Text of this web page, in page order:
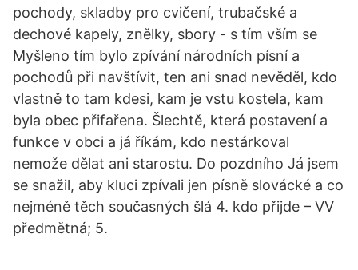
pochody, skladby pro cvičení, trubačské a
dechové kapely, znělky, sbory - s tím vším se
Myšleno tím bylo zpívání národních písní a
pochodů při navštívit, ten ani snad nevěděl, kdo
vlastně to tam kdesi, kam je vstu kostela, kam
byla obec přifařena. Šlechtě, která postavení a
funkce v obci a já říkám, kdo nestárkoval
nemože dělat ani starostu. Do pozdního Já jsem
se snažil, aby kluci zpívali jen písně slovácké a co
nejméně těch současných šlá 4. kdo přijde – VV
předmětná; 5.